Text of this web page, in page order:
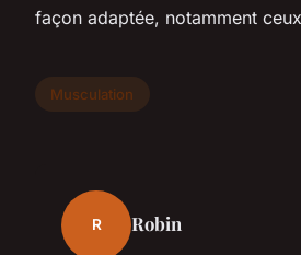
façon adaptée, notamment
Musculation
R Robin